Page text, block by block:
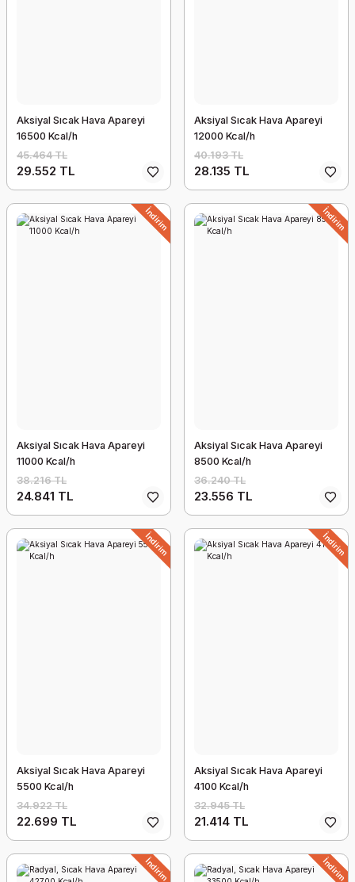
Aksiyal Sıcak Hava Apareyi
16500 Kcal/h
45.464 TL
29.552 TL
Aksiyal Sıcak Hava Apareyi
12000 Kcal/h
40.193 TL
28.135 TL
İndirim
Aksiyal Sıcak Hava Apareyi
11000 Kcal/h
38.216 TL
24.841 TL
İndirim
Aksiyal Sıcak Hava Apareyi
8500 Kcal/h
36.240 TL
23.556 TL
İndirim
Aksiyal Sıcak Hava Apareyi
5500 Kcal/h
34.922 TL
22.699 TL
İndirim
Aksiyal Sıcak Hava Apareyi
4100 Kcal/h
32.945 TL
21.414 TL
İndirim İndirim